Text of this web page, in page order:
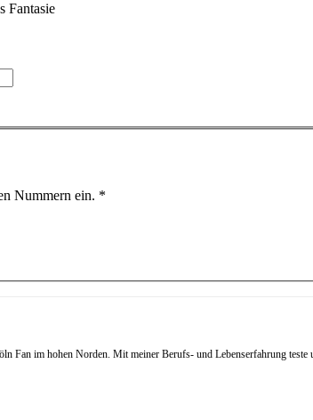
Fantasie
Nummern ein. *
Fan im hohen Norden. Mit meiner Berufs- und Lebenserfahrung